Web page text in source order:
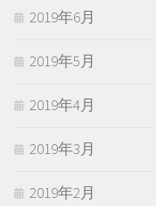
2019年6月
2019年5月
2019年4月
2019年3月
2019年2月